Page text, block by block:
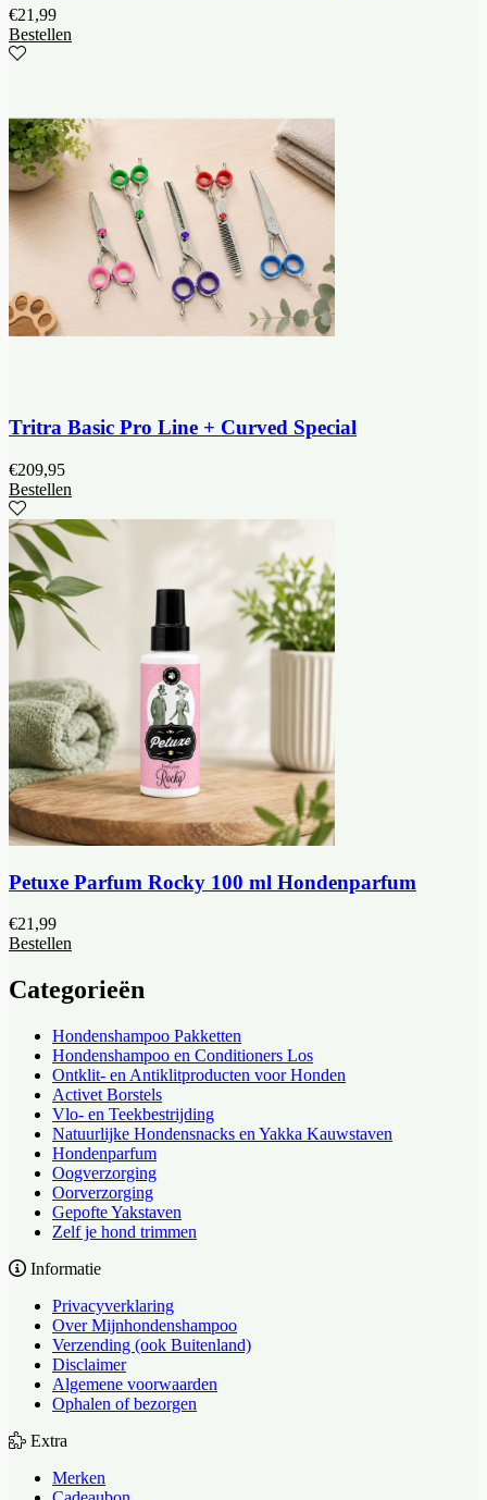
€21,99
Bestellen
Tritra Basic Pro Line + Curved Special
€209,95
Bestellen
Petuxe Parfum Rocky 100 ml Hondenparfum
€21,99
Bestellen
Categorieën
Hondenshampoo Pakketten
Hondenshampoo en Conditioners Los
Ontklit- en Antiklitproducten voor Honden
Activet Borstels
Vlo- en Teekbestrijding
Natuurlijke Hondensnacks en Yakka Kauwstaven
Hondenparfum
Oogverzorging
Oorverzorging
Gepofte Yakstaven
Zelf je hond trimmen
Informatie
Privacyverklaring
Over Mijnhondenshampoo
Verzending (ook Buitenland)
Disclaimer
Algemene voorwaarden
Ophalen of bezorgen
Extra
Merken